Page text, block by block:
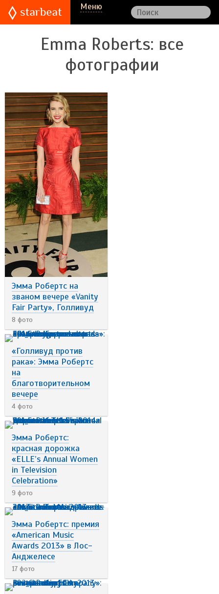
Меню
Emma Roberts: все
фотографии
Эмма Робертс на
званом вечере «Vanity
Fair Party», Голливуд
8 фото
«Голливуд против
рака»: Эмма Робертс
на
благотворительном
вечере
4 фото
Эмма Робертс:
красная дорожка
«ELLE’s Annual Women
in Television
Celebration»
9 фото
Эмма Робертс: премия
«American Music
Awards 2013» в Лос-
Анджелесе
17 фото